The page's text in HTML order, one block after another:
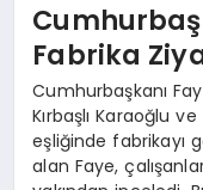
Fabrika
Cumhurbaşkanı
Kırbaşlı Karaoğlu
eşliğinde fabrikayı
alan Faye,